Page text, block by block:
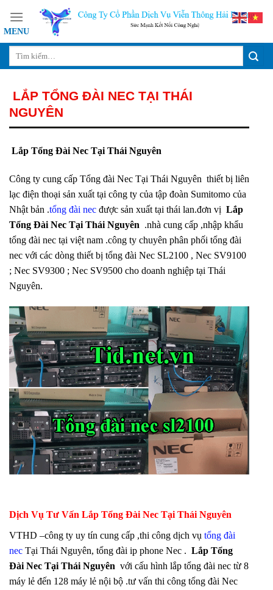
content
LẮP TỔNG ĐÀI NEC TẠI THÁI
NGUYÊN
Lắp Tổng Đài Nec Tại Thái Nguyên
Công ty cung cấp Tổng đài Nec Tại Thái Nguyên thiết bị liên
lạc điện thoại sản xuất tại công ty của tập đoàn Sumitomo của
Nhật bản .tổng đài nec được sản xuất tại thái lan.đơn vị Lắp
Tổng Đài Nec Tại Thái Nguyên .nhà cung cấp ,nhập khẩu
tổng đài nec tại việt nam .công ty chuyên phân phối tổng đài
nec với các dòng thiết bị tổng đài Nec SL2100 , Nec SV9100
; Nec SV9300 ; Nec SV9500 cho doanh nghiệp tại Thái
Nguyên.
Dịch Vụ Tư Vấn Lắp Tổng Đài Nec Tại Thái Nguyên
VTHD –công ty uy tín cung cấp ,thi công dịch vụ tổng đài
nec Tại Thái Nguyên, tổng đài ip phone Nec . Lắp Tổng
Đài Nec Tại Thái Nguyên với cấu hình lắp tổng đài nec từ 8
máy lẻ đến 128 máy lẻ nội bộ .tư vấn thi công tổng đài Nec